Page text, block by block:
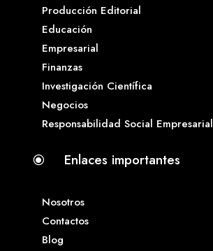
Producción Editorial
Educación
Empresarial
Finanzas
Investigación Científica
Negocios
Responsabilidad Social Empresarial
\ Enlaces importantes
Nosotros
Contactos
Blog